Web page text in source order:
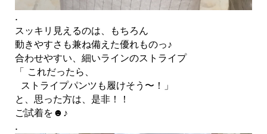
.
スッキリ見えるのは、もちろん
動きやすさも兼ね備えた優れものっ♪
合わせやすい、細いラインのストライプ
「 これだったら、
ストライプパンツも履けそう〜！」
と、思った方は、是非！！
ご試着を☻♪
.